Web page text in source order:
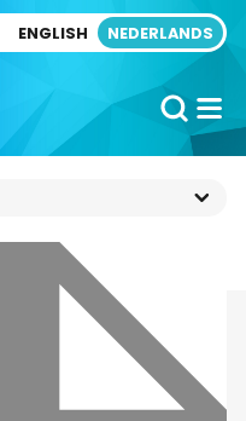
ENGLISH NEDERLANDS